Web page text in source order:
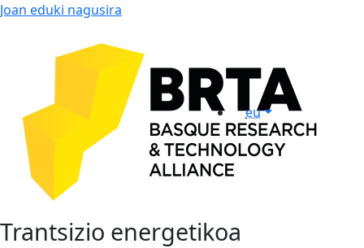
Joan eduki nagusira
eu
Trantsizio energetikoa